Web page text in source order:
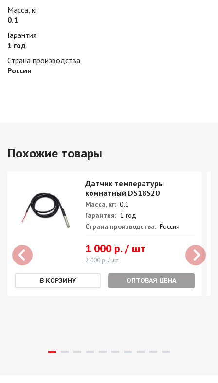
Масса, кг
0.1
Гарантия
1 год
Страна производства
Россия
Похожие товары
Датчик температуры
комнатный DS18S20
Масса, кг: 0.1
Гарантия: 1 год
Страна производства: Россия
1 000 р. / шт
2 000 р. / шт
ОПТОВАЯ ЦЕНА